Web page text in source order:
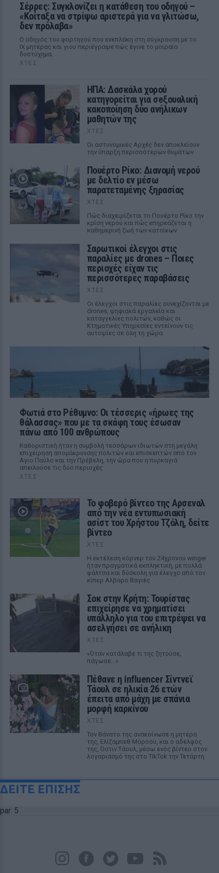
Σέρρες: Συγκλονίζει η κατάθεση του οδηγού –
«Κοίταξα να στρίψω αριστερά για να γλιτώσω,
δεν πρόλαβα»
Ο οδηγός του φορτηγού που ενεπλάκη στη σύγκρουση με το
ΙΧ μητέρας και γιου περιέγραψε πώς έγινε το μοιραίο
δυστύχημα.
ΧΤΕΣ
ΗΠΑ: Δασκάλα χορού
κατηγορείται για σeξουαλική
κακοποίηση δύο ανήλικων
μαθητών της
ΧΤΕΣ
Οι αστυνομικές Αρχές δεν αποκλείουν
την ύπαρξη περισσότερων θυμάτων
Πουέρτο Ρίκο: Διανομή νερού
με δελτίο εν μέσω
παρατεταμένης ξηρασίας
ΧΤΕΣ
Πώς διαχειρίζεται το Πουέρτο Ρίκο την
κρίση νερού και πώς επηρεάζεται η
καθημερινή ζωή των κατοίκων
Σαρωτικοί έλεγχοι στις
παραλίες με drones – Ποιες
περιοχές είχαν τις
περισσότερες παραβάσεις
ΧΤΕΣ
Οι έλεγχοι στις παραλίες συνεχίζονται με
drones, ψηφιακά εργαλεία και
καταγγελίες πολιτών, καθώς οι
Κτηματικές Υπηρεσίες εντείνουν τις
αυτοψίες σε όλη τη χώρα
Φωτιά στο Ρέθυμνο: Οι τέσσερις «ήρωες της
θάλασσας» που με τα σκάφη τους έσωσαν
πάνω από 100 ανθρώπους
Καθοριστική ήταν η συμβολή τεσσάρων ιδιωτών στη μεγάλη
επιχείρηση απομάκρυνσης πολιτών και επισκεπτών από τον
Αγιο Παύλο και την Πρέβελη, την ώρα που η πυρκαγιά
απειλούσε τις δύο περιοχές
ΧΤΕΣ
Το φοβερό βίντεο της Αρσεναλ
από την νέα εντυπωσιακή
ασίστ του Χρήστου Τζόλη, δείτε
βίντεο
ΧΤΕΣ
Η εκτέλεση κόρνερ του 24χρονου winger
ήταν πραγματικά εκπληκτική, με πολλά
φάλτσα και δύσκολη για έλεγχο από τον
κίπερ Αλβαρο Βαγιές
Σοκ στην Κρήτη: Τουρίστας
επιχείρησε να χρηματίσει
υπάλληλο για του επιτρέψει να
ασελγήσει σε ανήλικη
ΧΤΕΣ
«Όταν κατάλαβε τι της ζητούσε,
πάγωσε...»
Πέθανε η influencer Σίντνεϊ
Τάουλ σε ηλικία 26 ετών
έπειτα από μάχη με σπάνια
μορφή καρκίνου
ΧΤΕΣ
Τον θάνατο της ανακοίνωσε η μητέρα
της, Ελίζαμπεθ Μόροου, και ο αδελφός
της, Όστιν Τάουλ, μέσω ενός βίντεο στον
λογαριασμό της στο TikTok την Τετάρτη
ΔΕΙΤΕ ΕΠΙΣΗΣ
par: 5